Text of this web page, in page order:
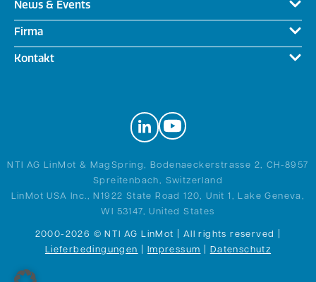
News & Events
Firma
Kontakt
NTI AG LinMot & MagSpring, Bodenaeckerstrasse 2, CH-8957
Spreitenbach, Switzerland
LinMot USA Inc., N1922 State Road 120, Unit 1, Lake Geneva,
WI 53147, United States
2000-2026 © NTI AG LinMot | All rights reserved |
Lieferbedingungen | Impressum | Datenschutz